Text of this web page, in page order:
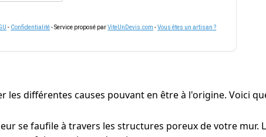
- Confidentialité- Service proposé parViteUnDevis.com -Vous êtes un artisan ?
différentes causes pouvant en être à l'origine. Voici
se faufile à travers les structures poreux de votre mur.